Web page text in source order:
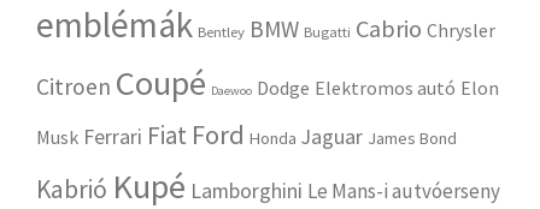
emblémák Bentley BMW Bugatti Cabrio Chrysler
Citroen Coupé Daewoo Dodge Elektromos autó Elon
Musk Ferrari Fiat Ford Honda Jaguar James Bond
Kabrió Kupé Lamborghini Le Mans-i autvóerseny